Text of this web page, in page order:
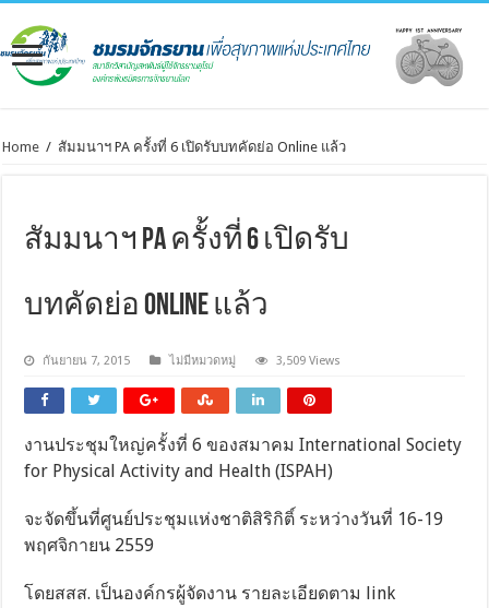
Home / สัมมนาฯ PA ครั้งที่ 6 เปิดรับบทคัดย่อ Online แล้ว
สัมมนาฯ PA ครั้งที่ 6 เปิดรับ
บทคัดย่อ Online แล้ว
กันยายน 7, 2015 ไม่มีหมวดหมู่ 3,509 Views
งานประชุมใหญ่ครั้งที่ 6 ของสมาคม International Society
for Physical Activity and Health (ISPAH)
จะจัดขึ้นที่ศูนย์ประชุมแห่งชาติสิริกิติ์ ระหว่างวันที่ 16-19
พฤศจิกายน 2559
โดยสสส. เป็นองค์กรผู้จัดงาน รายละเอียดตาม link